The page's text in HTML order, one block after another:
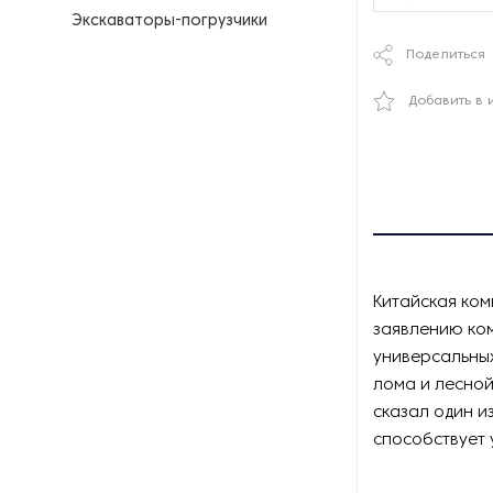
Экскаваторы-погрузчики
Поделиться
Добавить в
Китайская
заявлению
лома и
сказал один